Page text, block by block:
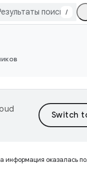
/
информация оказалась